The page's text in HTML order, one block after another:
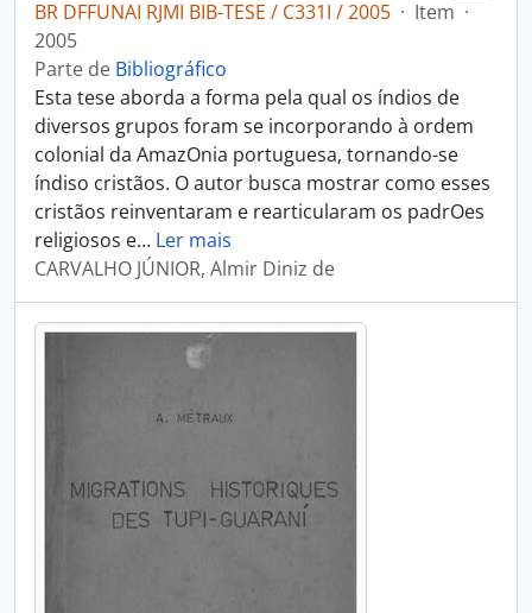
BR DFFUNAI RJMI BIB-TESE / C331I / 2005 · Item ·
2005
Parte de Bibliográfico
Esta tese aborda a forma pela qual os índios de
diversos grupos foram se incorporando à ordem
colonial da AmazOnia portuguesa, tornando-se
índiso cristãos. O autor busca mostrar como esses
cristãos reinventaram e rearticularam os padrOes
religiosos e… Ler mais
CARVALHO JÚNIOR, Almir Diniz de